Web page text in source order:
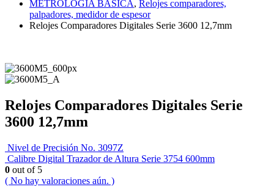
METROLOGÍA BÁSICA, Relojes comparadores,
palpadores, medidor de espesor
Relojes Comparadores Digitales Serie 3600 12,7mm
Relojes Comparadores Digitales Serie
3600 12,7mm
Nivel de Precisión No. 3097Z
Calibre Digital Trazador de Altura Serie 3754 600mm
0 out of 5
( No hay valoraciones aún. )